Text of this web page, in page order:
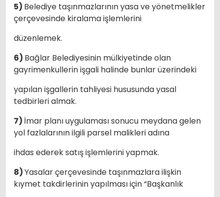
5) Belediye taşınmazlarının yasa ve yönetmelikler
çerçevesinde kiralama işlemlerini
düzenlemek.
6) Bağlar Belediyesinin mülkiyetinde olan
gayrimenkullerin işgali halinde bunlar üzerindeki
yapılan işgallerin tahliyesi hususunda yasal
tedbirleri almak.
7) İmar planı uygulaması sonucu meydana gelen
yol fazlalarının ilgili parsel malikleri adına
ihdas ederek satış işlemlerini yapmak.
8)Yasalar çerçevesinde taşınmazlara ilişkin
kıymet takdirlerinin yapılması için “Başkanlık